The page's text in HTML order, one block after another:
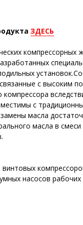
ЗДЕСЬ
компрессорных
с высоким
с
масла
масла в смеси
насосов